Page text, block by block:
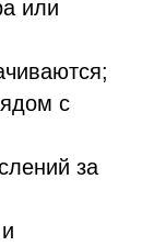
или
с
за